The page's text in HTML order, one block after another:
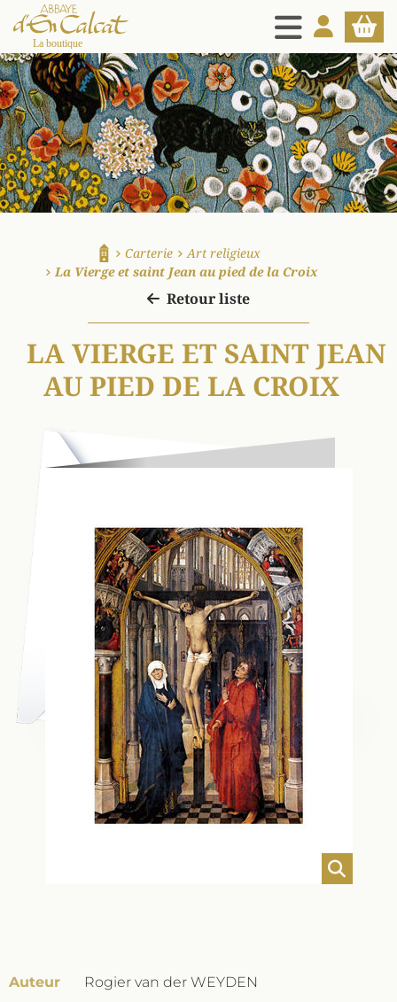
MENU
La boutique d'en Calcat
MON PANIER
Accueil
Carterie
Art religieux
La Vierge et saint Jean au pied de la Croix
Retour liste
LA VIERGE ET SAINT JEAN
AU PIED DE LA CROIX
Auteur
Rogier van der WEYDEN